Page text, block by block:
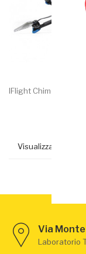
IFlight Chimera 4 HD
Visualizzati 1-5 su
Via Monte
Laboratorio